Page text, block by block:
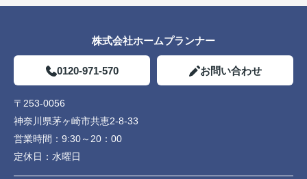
株式会社ホームプランナー
0120-971-570 お問い合わせ
〒253-0056
神奈川県茅ヶ崎市共恵2-8-33
営業時間： 9:30～20：00
定休日： 水曜日